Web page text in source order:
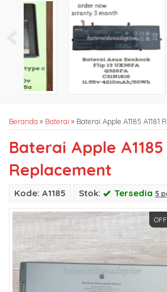
Beranda » Baterai » Baterai Apple A1185 A1181
Baterai Apple A1185
Replacement
Kode: A1185 Stok: Tersedia 5